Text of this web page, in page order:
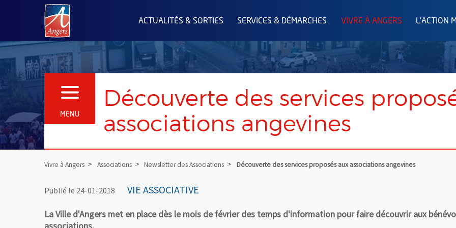
Angers.fr : Retour à l'accueil
ACTUALITÉS & SORTIES SERVICES & DÉMARCHES VIVRE À ANGERS L'ACTION
MENU
OUVRIR LE MENU
Découverte des services
associations angevines
Vivre à Angers Associations Newsletter des Associations Découverte des services proposés aux associations angevines
Publié le 24-01-2018 VIE ASSOCIATIVE
La Ville d'Angers met en place dès le mois de février des temps d'information pour faire découvrir aux